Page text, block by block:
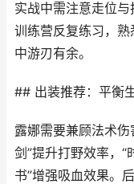
实战中需注意走位
训练营反复练习，
中游刃有余。
## 出装推荐：平衡
露娜需要兼顾法术
剑”提升打野效率，“
书”增强吸血效果。